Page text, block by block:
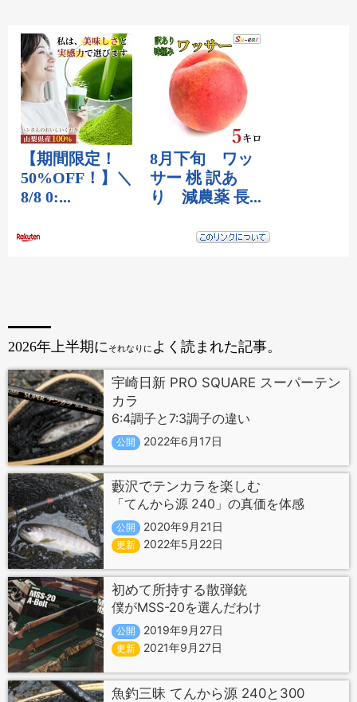
2026年上半期にそれなりに よく読まれた記事。
宇崎日新 PRO SQUARE スーパーテン
カラ
6:4調子と7:3調子の違い
公開 2022年6月17日
藪沢でテンカラを楽しむ
「てんから源 240」の真価を体感
公開 2020年9月21日
更新 2022年5月22日
初めて所持する散弾銃
僕がMSS-20を選んだわけ
公開 2019年9月27日
更新 2021年9月27日
魚釣三昧 てんから源 240と300